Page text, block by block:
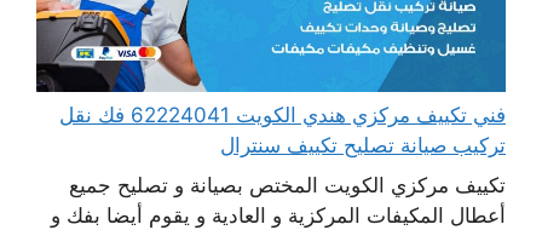
فني تكييف مركزي هندي الكويت 62224041 فك نقل
تركيب صيانة تصليح تكييف سنترال
تكييف مركزي الكويت المختص بصيانة و تصليح جميع
أعطال المكيفات المركزية و العادية و يقوم أيضا بفك و